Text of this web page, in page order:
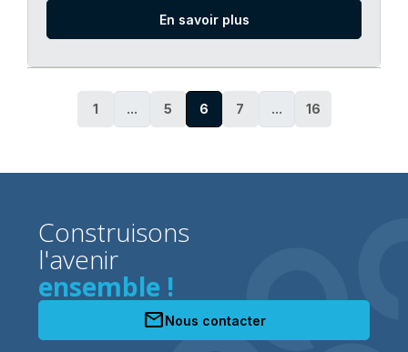
En savoir plus
1 ... 5 6 7 ... 16
Construisons
l'avenir
ensemble !
mailNous contacter